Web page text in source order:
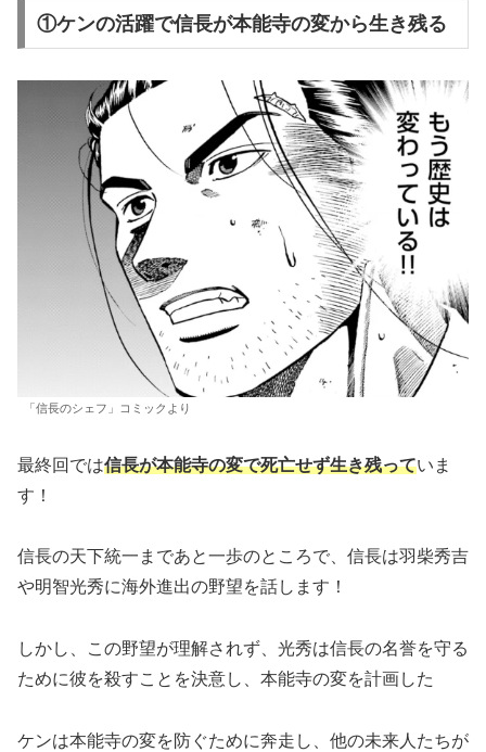
①ケンの活躍で信長が本能寺の変から生き残る
「信長のシェフ」コミックより
最終回では信長が本能寺の変で死亡せず生き残っていま
す！
信長の天下統一まであと一歩のところで、信長は羽柴秀吉
や明智光秀に海外進出の野望を話します！
しかし、この野望が理解されず、光秀は信長の名誉を守る
ために彼を殺すことを決意し、本能寺の変を計画した
ケンは本能寺の変を防ぐために奔走し、他の未来人たちが